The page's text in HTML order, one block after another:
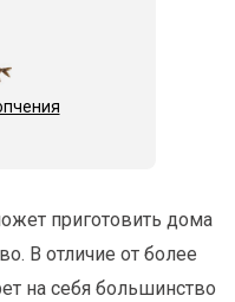
приготовить дома
В отличие от более
на себя большинство